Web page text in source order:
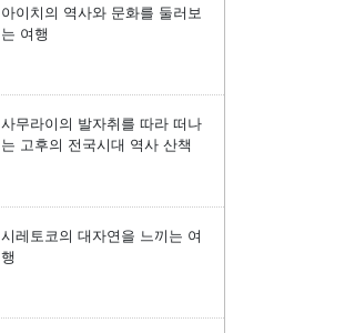
아이치의 역사와 문화를 둘러보
는 여행
사무라이의 발자취를 따라 떠나
는 고후의 전국시대 역사 산책
시레토코의 대자연을 느끼는 여
행